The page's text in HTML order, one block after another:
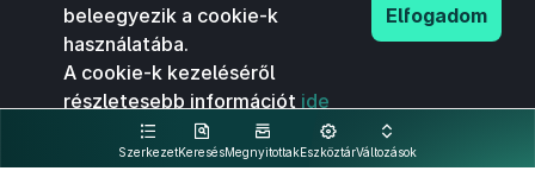
SzerkezetKeresésMegnyitottakEszköztárVáltozások
beleegyezik a cookie-k
használatába.
A cookie-k kezeléséről
részletesebb információt ide
kattintva olvashat.
Elfogadom